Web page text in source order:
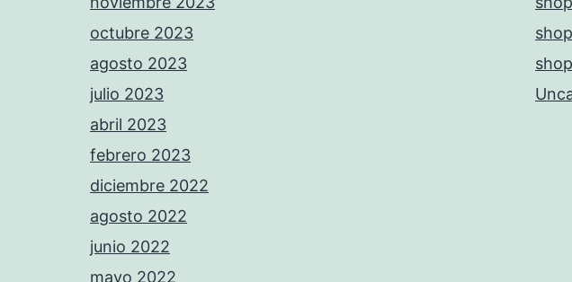
octubre 2023
agosto 2023
julio 2023
abril 2023
febrero 2023
diciembre 2022
agosto 2022
junio 2022
mayo 2022